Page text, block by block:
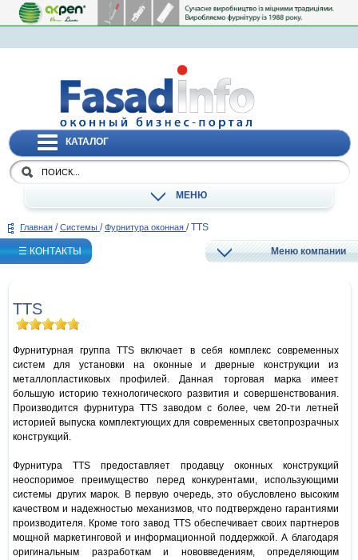
КАТАЛОГ
МЕНЮ
Главная / Системы / Фурнитура оконная / TTS
☰ КОНТАКТЫ Меню компании
TTS
Фурнитурная группа TTS включает в себя комплекс современных
систем для установки на оконные и дверные конструкции из
металлопластиковых профилей. Данная торговая марка имеет
большую историю технологического развития и совершенствования.
Производится фурнитура TTS заводом с более, чем 20-ти летней
историей выпуска комплектующих для современных светопрозрачных
конструкций.
Фурнитура TTS предоставляет продавцу оконных конструкций
неоспоримое преимущество перед конкурентами, использующими
системы других марок. В первую очередь, это обусловлено высоким
качеством и надежностью механизмов, что подтверждено гарантиями
производителя. Кроме того завод TTS обеспечивает своих партнеров
мощной маркетинговой и информационной поддержкой. А благодаря
оригинальным разработкам и нововведениям, определяющим